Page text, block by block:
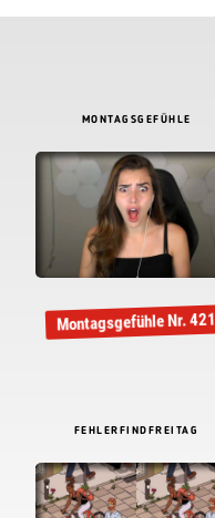
MONTAGSGEFÜHLE
Montagsgefühle Nr. 421
FEHLERFINDFREITAG